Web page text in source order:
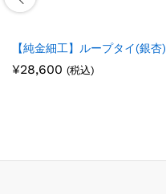
【純金細工】ループタイ(銀杏)
¥28,600 (税込)